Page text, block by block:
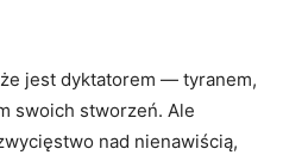
że jest dyktatorem — tyranem,
swoich stworzeń. Ale
nad nienawiścią,